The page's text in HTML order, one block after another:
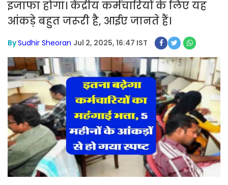
इजाफा होगा। केंद्रीय कर्मचारियों के लिए यह
आंकड़े बहुत जरूरी है, आईए जानते हैं।
BySudhir Sheoran Jul 2, 2025, 16:47 IST